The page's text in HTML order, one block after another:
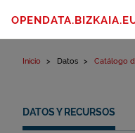
Inicio Datos Catálogo
DATOS Y RECURSOS